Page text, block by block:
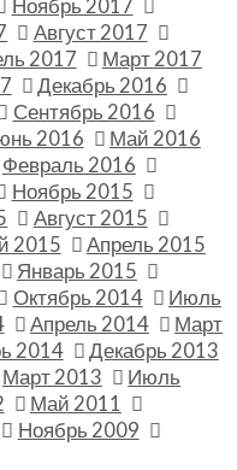
Ноябрь 2017
Август 2017
2017
Март 2017
Декабрь 2016
Сентябрь 2016
2016
Май 2016
Февраль 2016
Ноябрь 2015
Август 2015
2015
Апрель 2015
Январь 2015
Октябрь 2014
Июль
Апрель 2014
Март
2014
Декабрь 2013
Март 2013
Июль
Май 2011
Ноябрь 2009